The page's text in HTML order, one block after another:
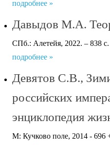
подробнее »
Давыдов М.А.
СПб.: Алетейя, 2022. – 838 с.
подробнее »
Девятов С.В.,
российских
энциклопедия
М: Кучково поле, 2014 - 696